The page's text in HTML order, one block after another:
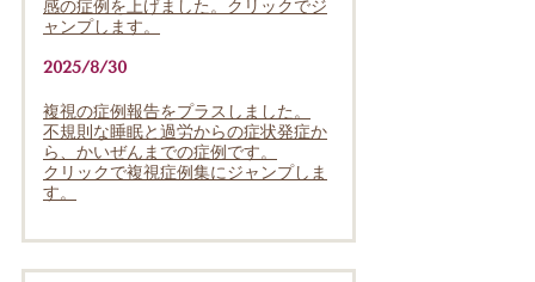
感の症例を上げました。クリックでジ
ャンプします。
2025/8/30
複視の症例報告をプラスしました。
不規則な睡眠と過労からの症状発症か
ら、かいぜんまでの症例です。
クリックで複視症例集にジャンプしま
す。